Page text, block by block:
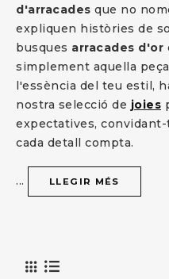
d'arracades que no
expliquen històries de
busques arracades d'or
simplement aquella
l'essència del teu estil,
nostra selecció de joies
expectatives,
cada detall compta.
... LLEGIR MÉS